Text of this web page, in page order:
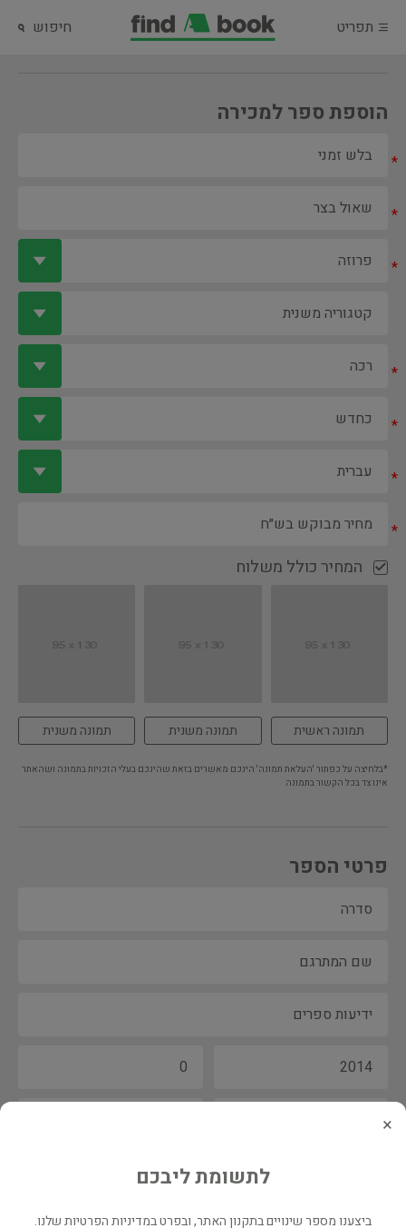
תפריט חיפוש
הוספת ספר למכירה
*
*
*
*
*
*
*
המחיר כולל משלוח
תמונה ראשית תמונה משנית תמונה משנית
*בלחיצה על כפתור 'העלאת תמונה' הינכם מאשרים בזאת שהינכם בעלי הזכויות בתמונה ושהאתר
אינו צד בכל הקשור בתמונה
פרטי הספר
×
לתשומת ליבכם
ביצענו מספר שינויים בתקנון האתר, ובפרט במדיניות הפרטיות שלנו.